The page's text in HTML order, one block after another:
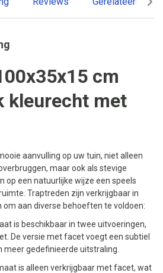
cm
kleurecht met
aanvulling op uw tuin, niet alleen
maar ook als stevige
op een natuurlijke wijze een speels
Traptreden zijn verkrijgbaar in
aan diverse behoeften te voldoen:
is beschikbaar in twee uitvoeringen,
De versie met facet voegt een subtiel
meer gedefinieerde uitstraling.
is alleen verkrijgbaar met facet, wat